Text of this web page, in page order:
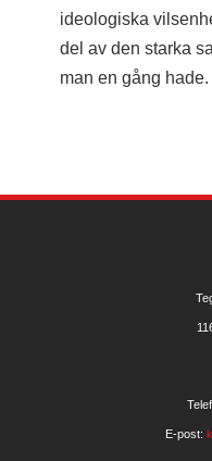
ideologiska
del av den starka
man en gång hade.
E-post: